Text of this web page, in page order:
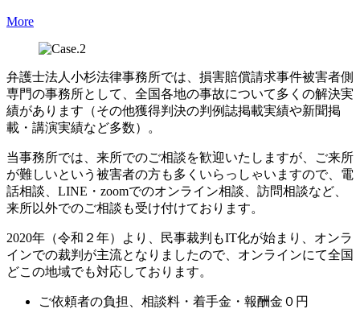
More
弁護士法人小杉法律事務所では、損害賠償請求事件被害者側
専門の事務所として、全国各地の事故について多くの解決実
績があります（その他獲得判決の判例誌掲載実績や新聞掲
載・講演実績など多数）。
当事務所では、来所でのご相談を歓迎いたしますが、ご来所
が難しいという被害者の方も多くいらっしゃいますので、電
話相談、LINE・zoomでのオンライン相談、訪問相談など、
来所以外でのご相談も受け付けております。
2020年（令和２年）より、民事裁判もIT化が始まり、オンラ
インでの裁判が主流となりましたので、オンラインにて全国
どこの地域でも対応しております。
ご依頼者の負担、 相談料・着手金・報酬金０円